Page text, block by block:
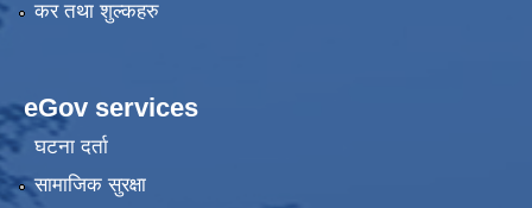
कर तथा शुल्कहरु
eGov services
घटना दर्ता
सामाजिक सुरक्षा